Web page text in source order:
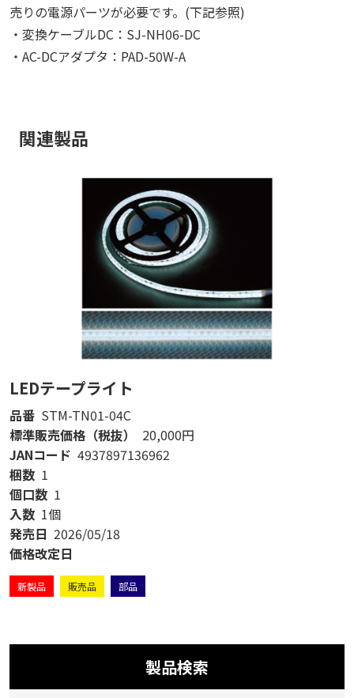
売りの電源パーツが必要です。(下記参照)
・変換ケーブルDC：SJ-NH06-DC
・AC-DCアダプタ：PAD-50W-A
関連製品
LEDテープライト
品番 STM-TN01-04C
標準販売価格（税抜）
20,000円
JANコード 4937897136962
梱数 1
個口数 1
入数 1個
発売日 2026/05/18
価格改定日
新製品 販売品 部品
製品検索